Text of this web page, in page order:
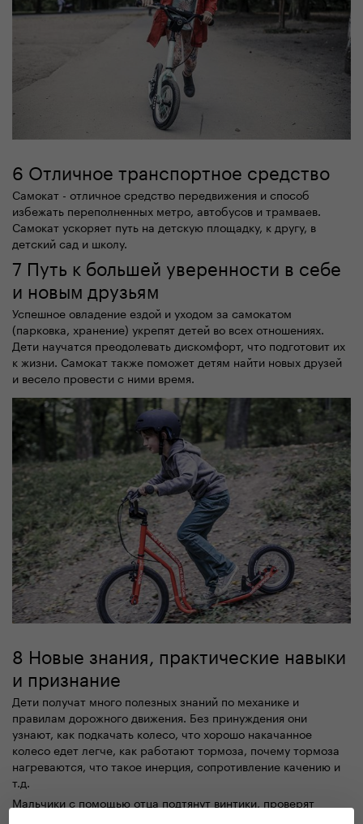
6 Отличное транспортное средство
Самокат - отличное средство передвижения и способ
избежать переполненных метро, автобусов и трамваев.
Самокат ускоряет путь на детскую площадку, к другу, в
детский сад и школу.
7 Путь к большей уверенности в себе
и новым друзьям
Успешное овладение ездой и уходом за самокатом
(парковка, хранение) укрепят детей во всех отношениях.
Дети научатся преодолевать дискомфорт, что подготовит их
к жизни. Самокат также поможет детям найти новых друзей
и весело провести с ними время.
8 Новые знания, практические навыки
и признание
Дети получат много полезных знаний по механике и
правилам дорожного движения. Без принуждения они
узнают, как подкачать колесо, что хорошо накачанное
колесо едет легче, как работают тормоза, почему тормоза
нагреваются, что такое инерция, сопротивление качению и
т.д.
Мальчики с помощью отца подтянут винтики, проверят